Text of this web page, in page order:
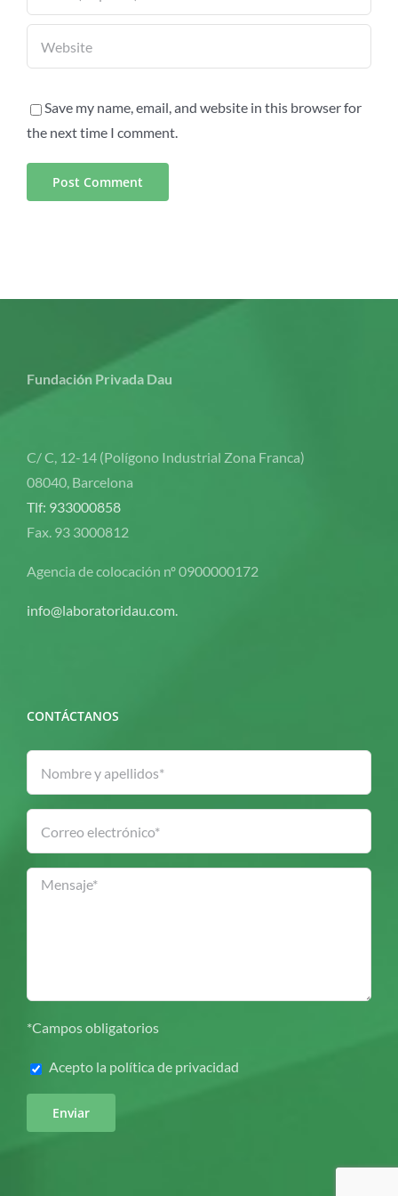
Save my name, email, and website in this browser for
the next time I comment.
Fundación Privada Dau
C/ C, 12-14 (Polígono Industrial Zona Franca)
08040, Barcelona
Tlf: 933000858
Fax. 93 3000812
Agencia de colocación nº 0900000172
info@laboratoridau.com.
CONTÁCTANOS
*Campos obligatorios
Acepto la política de privacidad